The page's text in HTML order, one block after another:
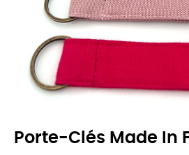
Porte-Clés Made In